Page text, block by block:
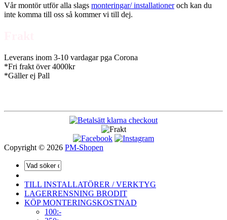
Vår montör utför alla slags monteringar/ installationeroch kan du
inte komma till oss så kommer vi till dej.
Leverans inom 3-10 vardagar pga Corona
*Fri frakt över 4000kr
*Gäller ej Pall
Copyright © 2026 PM-Shopen
TILL INSTALLATÖRER / VERKTYG
LAGERRENSNING BRODIT
KÖP MONTERINGSKOSTNAD
100:-